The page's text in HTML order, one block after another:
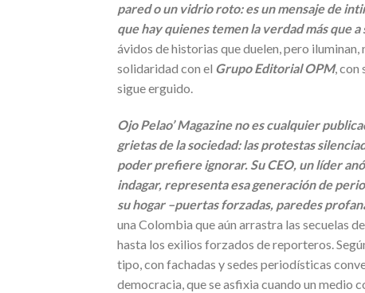
pared o un vidrio roto: es un mensaje de
que hay quienes temen la verdad más que a
ávidos de historias que duelen, pero
solidaridad con el Grupo Editorial OPM, con
sigue erguido.
Ojo Pelao’ Magazine no es cualquier
grietas de la sociedad: las protestas
poder prefiere ignorar. Su CEO, un líder
indagar, representa esa generación de
su hogar –puertas forzadas, paredes
una Colombia que aún arrastra las secuelas
hasta los exilios forzados de reporteros.
tipo, con fachadas y sedes periodísticas
democracia, que se asfixia cuando un medio